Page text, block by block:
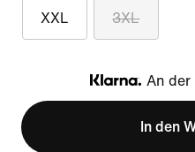
XXL 3XL
Klarna
An der
In den